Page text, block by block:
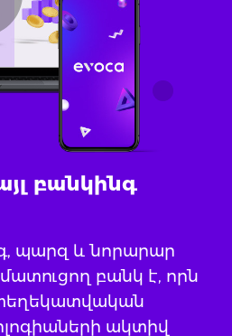
բանկինգ
պարզ և նորարար
մատուցող բանկ է, որն
ակտիվ